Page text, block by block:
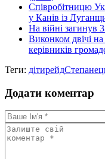
Cпівробітницю
у Канів із
На війні загинув
Виконком двічі
керівників
Теги: дітирейд
Додати коментар